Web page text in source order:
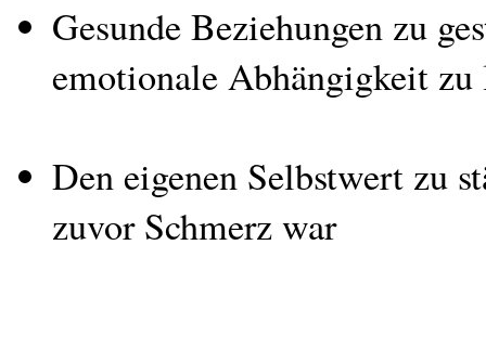
Gesunde Beziehungen zu
emotionale Abhängigkeit zu
Den eigenen Selbstwert zu
zuvor Schmerz war